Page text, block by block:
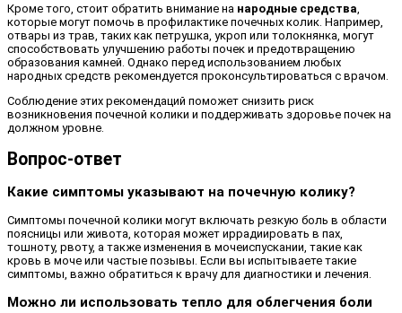
Кроме того, стоит обратить внимание на народные средства
которые могут помочь в профилактике почечных колик. Например,
отвары из трав, таких как петрушка, укроп или толокнянка, могут
способствовать улучшению работы почек и предотвращению
образования камней. Однако перед использованием любых
народных средств рекомендуется проконсультироваться с врачом.
Соблюдение этих рекомендаций поможет снизить риск
возникновения почечной колики и поддерживать здоровье почек на
должном уровне.
Вопрос-ответ
Какие симптомы указывают на почечную колику?
Симптомы почечной колики могут включать резкую боль в области
поясницы или живота, которая может иррадиировать в пах,
тошноту, рвоту, а также изменения в мочеиспускании, такие как
кровь в моче или частые позывы. Если вы испытываете такие
симптомы, важно обратиться к врачу для диагностики и лечения.
Можно ли использовать тепло для облегчения боли